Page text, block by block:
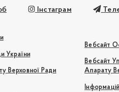
Інстаграм
України
Верховної Ради
Вебсайт
Вебсайт
Апарату